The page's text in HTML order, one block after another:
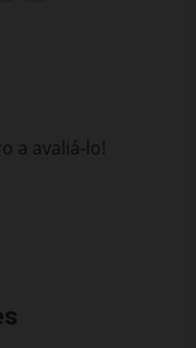
a avaliá-lo!